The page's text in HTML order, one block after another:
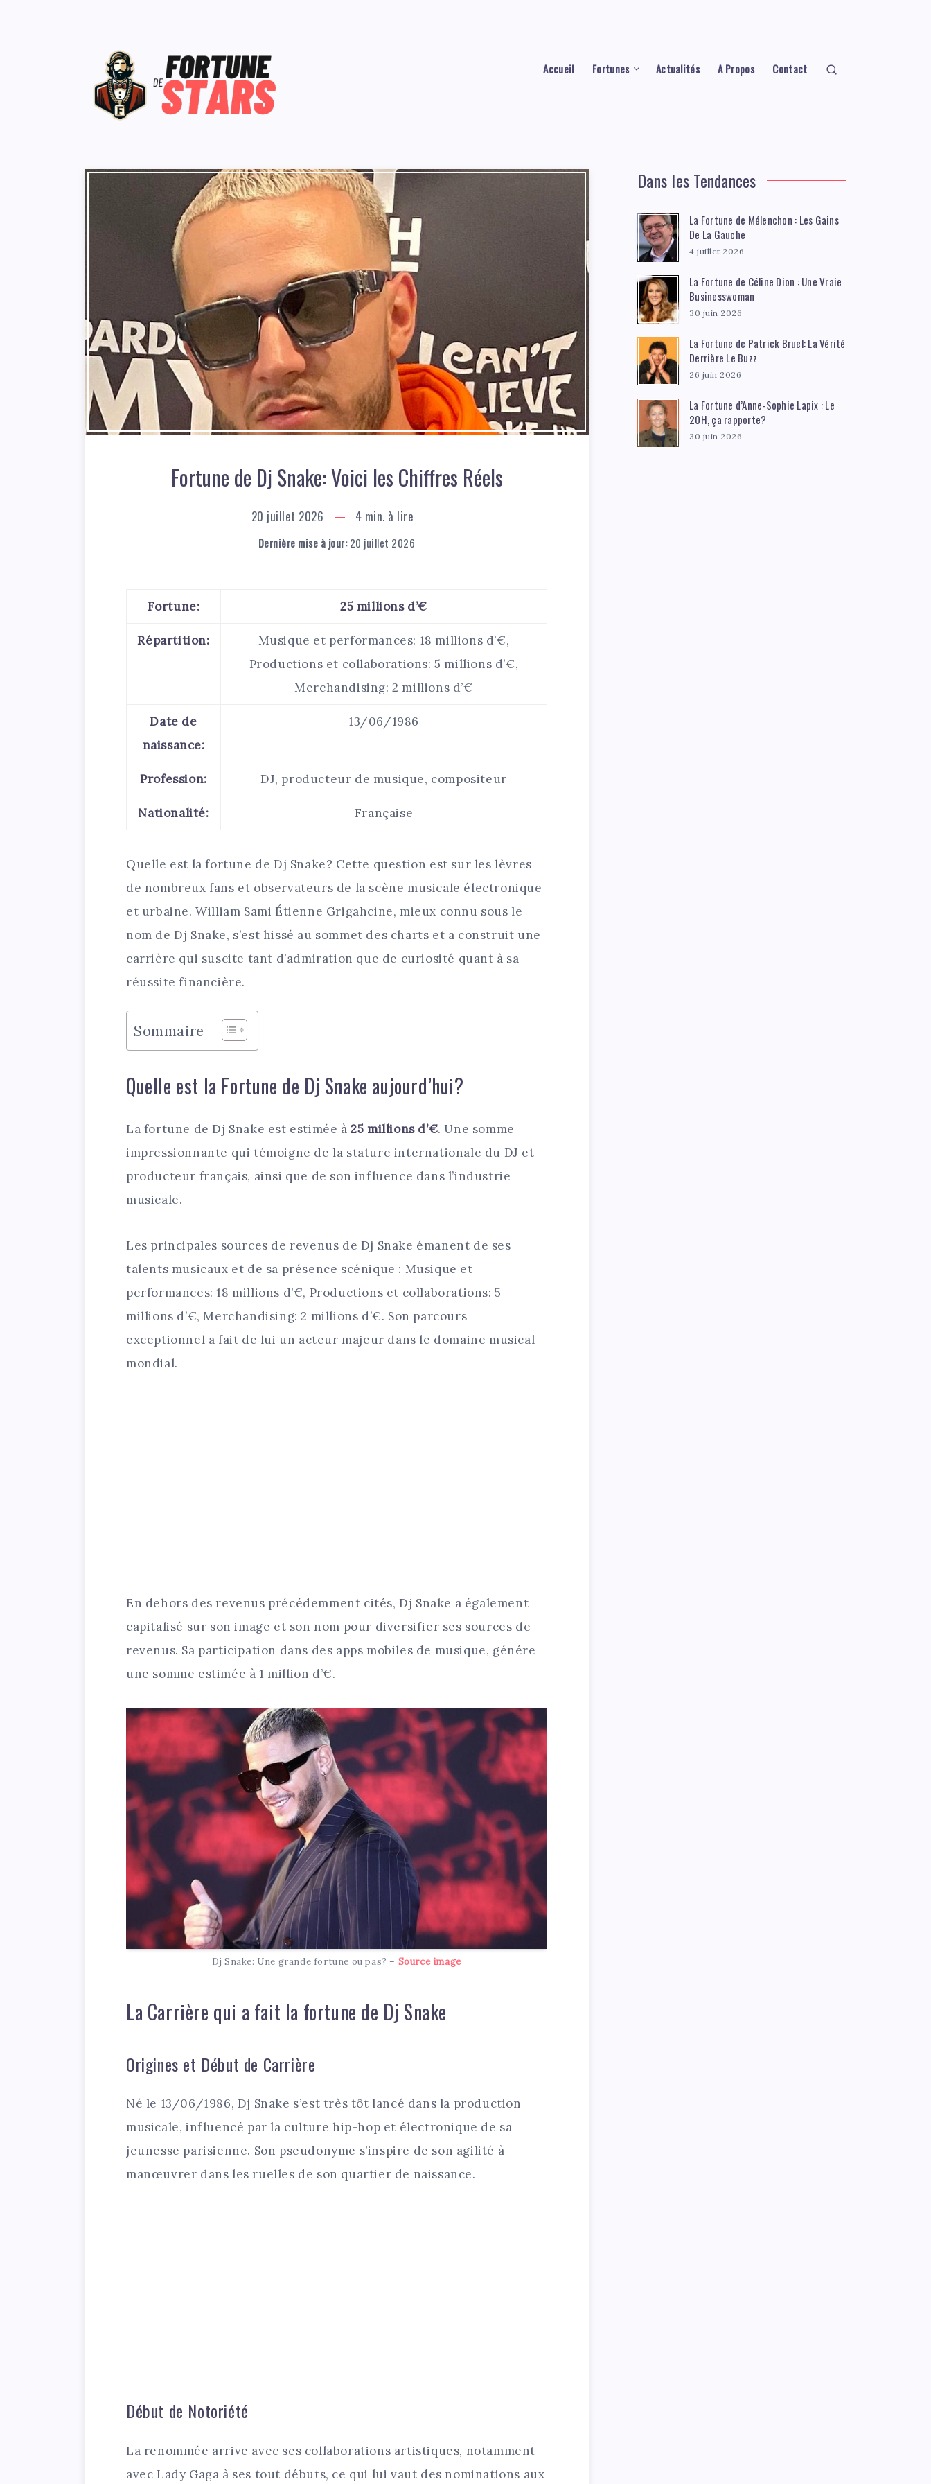
Accueil Fortunes Actualités A Propos Contact
Fortune de Dj Snake: Voici les Chiffres Réels
20 juillet 2026 4 min. à lire
Dernière mise à jour:20 juillet 2026
Fortune: 25 millions d’€
Répartition:
Musique et performances: 18 millions d’€,
Productions et collaborations: 5 millions d’€,
Merchandising: 2 millions d’€
Date de
naissance:
13/06/1986
Profession: DJ, producteur de musique, compositeur
Nationalité: Française
Quelle est la fortune de Dj Snake? Cette question est sur les lèvres
de nombreux fans et observateurs de la scène musicale électronique
et urbaine. William Sami Étienne Grigahcine, mieux connu sous le
nom de Dj Snake, s’est hissé au sommet des charts et a construit une
carrière qui suscite tant d’admiration que de curiosité quant à sa
réussite financière.
Sommaire
Quelle est la Fortune de Dj Snake aujourd’hui?
La fortune de Dj Snake est estimée à25 millions d’€. Une somme
impressionnante qui témoigne de la stature internationale du DJ et
producteur français, ainsi que de son influence dans l’industrie
musicale.
Les principales sources de revenus de Dj Snake émanent de ses
talents musicaux et de sa présence scénique : Musique et
performances: 18 millions d’€, Productions et collaborations: 5
millions d’€, Merchandising: 2 millions d’€. Son parcours
exceptionnel a fait de lui un acteur majeur dans le domaine musical
mondial.
En dehors des revenus précédemment cités, Dj Snake a également
capitalisé sur son image et son nom pour diversifier ses sources de
revenus. Sa participation dans des apps mobiles de musique, génére
une somme estimée à 1 million d’€.
Dj Snake: Une grande fortune ou pas? – Source image
La Carrière qui a fait la fortune de Dj Snake
Origines et Début de Carrière
Né le 13/06/1986, Dj Snake s’est très tôt lancé dans la production
musicale, influencé par la culture hip-hop et électronique de sa
jeunesse parisienne. Son pseudonyme s’inspire de son agilité à
manœuvrer dans les ruelles de son quartier de naissance.
Début de Notoriété
La renommée arrive avec ses collaborations artistiques, notamment
avec Lady Gaga à ses tout débuts, ce qui lui vaut des nominations aux
Dans les Tendances
La Fortune de Mélenchon : Les Gains
De La Gauche
4 juillet 2026
La Fortune de Céline Dion : Une Vraie
Businesswoman
30 juin 2026
La Fortune de Patrick Bruel: La Vérité
Derrière Le Buzz
26 juin 2026
La Fortune d’Anne-Sophie Lapix : Le
20H, ça rapporte?
30 juin 2026